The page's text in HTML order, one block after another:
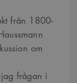
från 1800-
om
jag frågan i